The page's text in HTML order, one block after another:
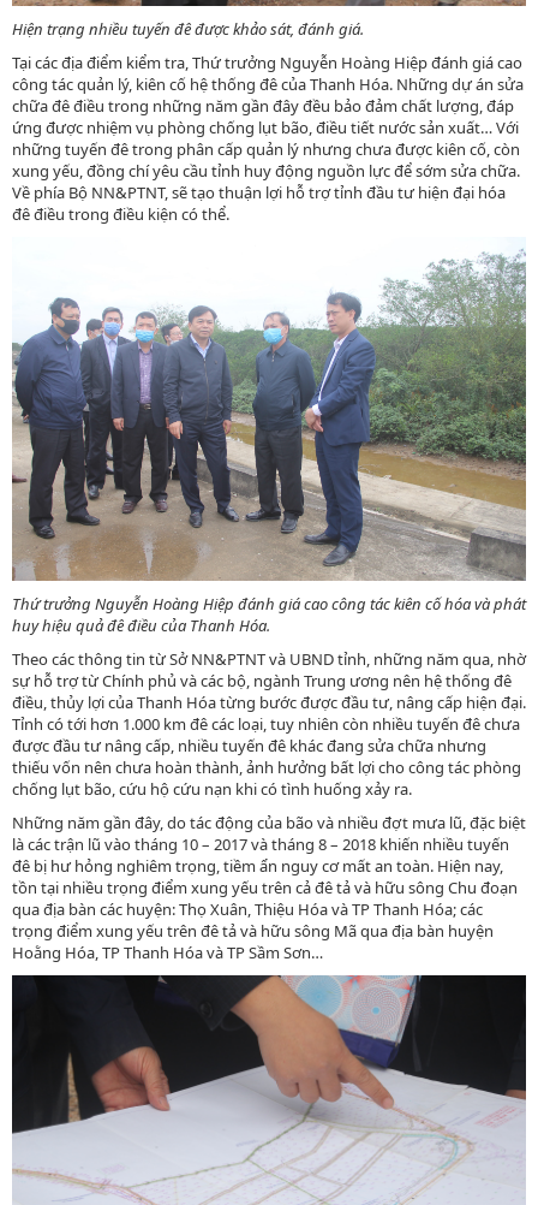
Hiện trạng nhiều tuyến đê được khảo sát, đánh giá.
Tại các địa điểm kiểm tra, Thứ trưởng Nguyễn Hoàng Hiệp đánh giá cao
công tác quản lý, kiên cố hệ thống đê của Thanh Hóa. Những dự án sửa
chữa đê điều trong những năm gần đây đều bảo đảm chất lượng, đáp
ứng được nhiệm vụ phòng chống lụt bão, điều tiết nước sản xuất… Với
những tuyến đê trong phân cấp quản lý nhưng chưa được kiên cố, còn
xung yếu, đồng chí yêu cầu tỉnh huy động nguồn lực để sớm sửa chữa.
Về phía Bộ NN&PTNT, sẽ tạo thuận lợi hỗ trợ tỉnh đầu tư hiện đại hóa
đê điều trong điều kiện có thể.
Thứ trưởng Nguyễn Hoàng Hiệp đánh giá cao công tác kiên cố hóa và phát
huy hiệu quả đê điều của Thanh Hóa.
Theo các thông tin từ Sở NN&PTNT và UBND tỉnh, những năm qua, nhờ
sự hỗ trợ từ Chính phủ và các bộ, ngành Trung ương nên hệ thống đê
điều, thủy lợi của Thanh Hóa từng bước được đầu tư, nâng cấp hiện đại.
Tỉnh có tới hơn 1.000 km đê các loại, tuy nhiên còn nhiều tuyến đê chưa
được đầu tư nâng cấp, nhiều tuyến đê khác đang sửa chữa nhưng
thiếu vốn nên chưa hoàn thành, ảnh hưởng bất lợi cho công tác phòng
chống lụt bão, cứu hộ cứu nạn khi có tình huống xảy ra.
Những năm gần đây, do tác động của bão và nhiều đợt mưa lũ, đặc biệt
là các trận lũ vào tháng 10 – 2017 và tháng 8 – 2018 khiến nhiều tuyến
đê bị hư hỏng nghiêm trọng, tiềm ẩn nguy cơ mất an toàn. Hiện nay,
tồn tại nhiều trọng điểm xung yếu trên cả đê tả và hữu sông Chu đoạn
qua địa bàn các huyện: Thọ Xuân, Thiệu Hóa và TP Thanh Hóa; các
trọng điểm xung yếu trên đê tả và hữu sông Mã qua địa bàn huyện
Hoằng Hóa, TP Thanh Hóa và TP Sầm Sơn…